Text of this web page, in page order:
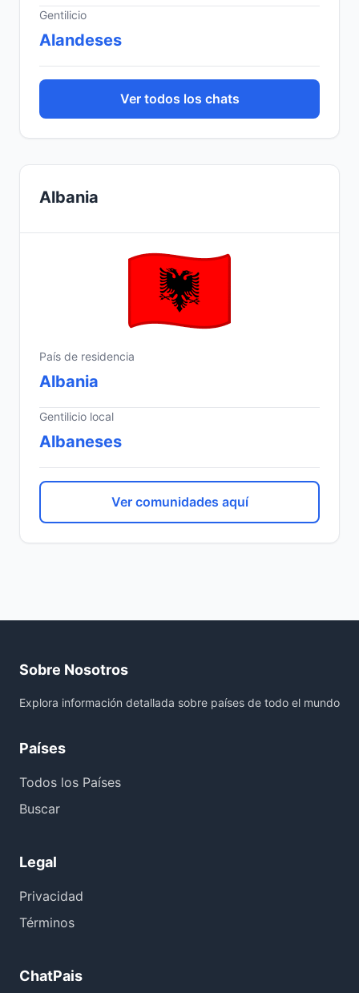
Gentilicio
Alandeses
Ver todos los chats
Albania
País de residencia
Albania
Gentilicio local
Albaneses
Ver comunidades aquí
Sobre Nosotros
Explora información detallada sobre países de todo el mundo
Países
Todos los Países
Buscar
Legal
Privacidad
Términos
ChatPais